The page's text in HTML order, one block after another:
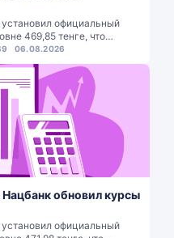
официальный
469,85 тенге, что…
06.08.2026
обновил курсы
официальный